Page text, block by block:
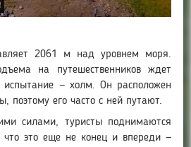
2061 м над уровнем моря.
на путешественников ждет
испытание — холм. Он расположен
поэтому его часто с ней путают.
силами, туристы поднимаются
это еще не конец и впереди —